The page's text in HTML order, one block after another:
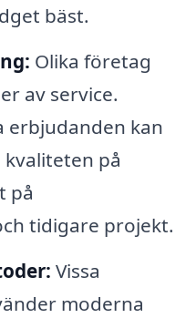
bäst.
Olika företag
av service.
erbjudanden kan
på
på
tidigare projekt.
Vissa
moderna